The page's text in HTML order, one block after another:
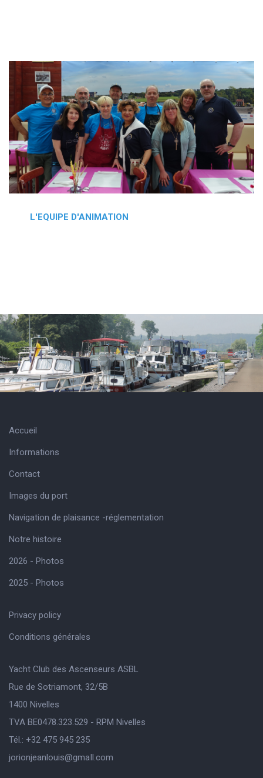
L'EQUIPE D'ANIMATION
Accueil
Informations
Contact
Images du port
Navigation de plaisance -réglementation
Notre histoire
2026 - Photos
2025 - Photos
Privacy policy
Conditions générales
Yacht Club des Ascenseurs ASBL
Rue de Sotriamont, 32/5B
1400 Nivelles
TVA BE0478.323.529 - RPM Nivelles
Tél.: +32 475 945 235
jorionjeanlouis@gmaIl.com